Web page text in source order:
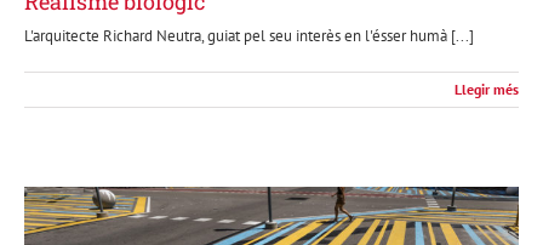
L'arquitecte Richard Neutra, guiat pel seu interès en l'ésser humà [...]
Llegir més